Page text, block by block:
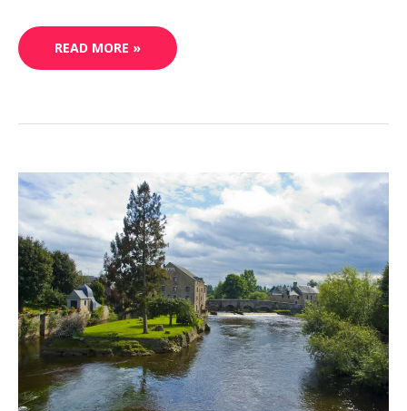
READ MORE »
DESCENDRE
LA
SÉLUNE
CANOË-
KAYAK
JUSQU’À
LA
BAIE
DU
MONT
SAINT-
MICHEL